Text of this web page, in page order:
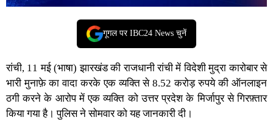
गूगल पर IBC24 News चुनें
रांची, 11 मई (भाषा) झारखंड की राजधानी रांची में विदेशी मुद्रा कारोबार से
भारी मुनाफ़े का वादा करके एक व्यक्ति से 8.52 करोड़ रुपये की ऑनलाइन
ठगी करने के आरोप में एक व्यक्ति को उत्तर प्रदेश के मिर्जापुर से गिरफ़्तार
किया गया है। पुलिस ने सोमवार को यह जानकारी दी।